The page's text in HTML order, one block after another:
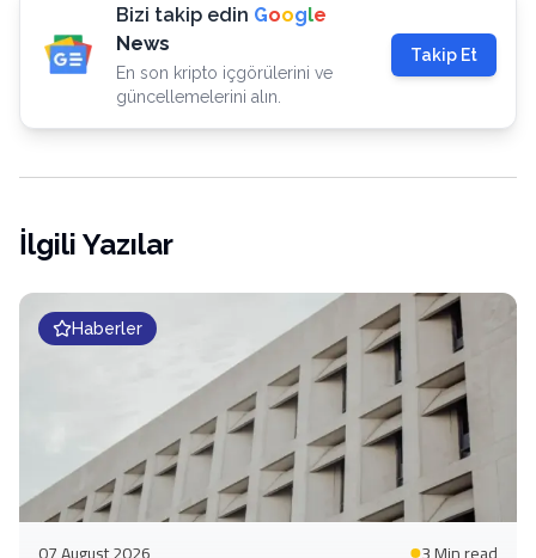
Bizi takip edin Google
News
En son kripto içgörülerini ve
güncellemelerini alın.
Takip Et
İlgili Yazılar
Haberler